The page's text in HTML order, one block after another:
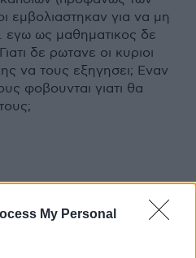
My Personal
εμβολιαστηκαν για να μη
εγω ως μαθηματικος δε
δε ρωτανε οι κυριοι
να τους εξηγησει; Εναν
φοβουνται γιατι θα
ανθρωπος,και οσο
υγιεστατος.Με το